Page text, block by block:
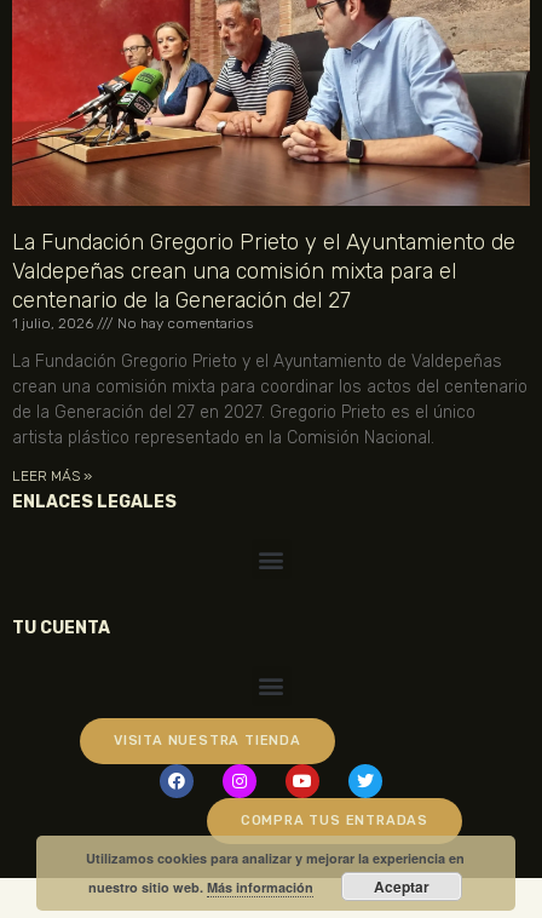
La Fundación Gregorio Prieto y el Ayuntamiento de
Valdepeñas crean una comisión mixta para el
centenario de la Generación del 27
1 julio, 2026 No hay comentarios
La Fundación Gregorio Prieto y el Ayuntamiento de Valdepeñas
crean una comisión mixta para coordinar los actos del centenario
de la Generación del 27 en 2027. Gregorio Prieto es el único
artista plástico representado en la Comisión Nacional.
LEER MÁS »
ENLACES LEGALES
TU CUENTA
VISITA NUESTRA TIENDA
COMPRA TUS ENTRADAS
Utilizamos cookies para analizar y mejorar la experiencia en
nuestro sitio web.Más información Aceptar